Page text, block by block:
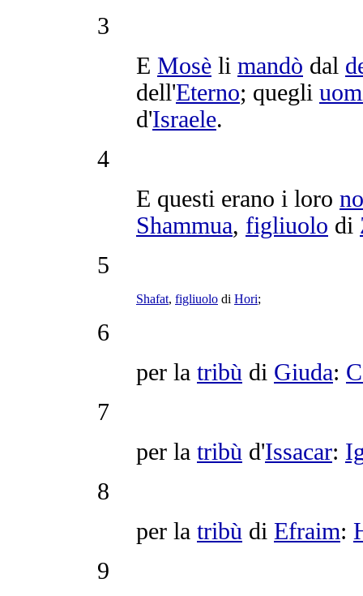
3
E Mosè li mandò dal
dell'Eterno; quegli
d'Israele.
4
E questi erano i loro
Shammua, figliuolo di
5
Shafat, figliuolo di Hori;
6
per la tribù di Giuda:
7
per la tribù d'Issacar:
8
per la tribù di Efraim:
9